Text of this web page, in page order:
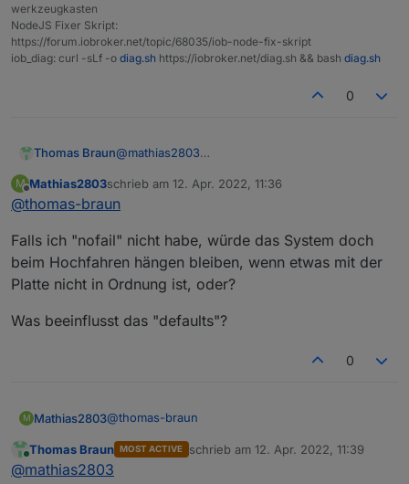
werkzeugkasten
NodeJS Fixer Skript:
https://forum.iobroker.net/topic/68035/iob-node-fix-skript
iob_diag: curl -sLf -o diag.sh https://iobroker.net/diag.sh && bash diag.sh
0
Thomas Braun@mathias2803
Muss also mindestens so aussehen:
nofail würde ich nicht setzen und rw ist schon
in defaults drin.
M
Offline
Mathias2803schrieb am 12. Apr. 2022, 11:36
zuletzt editiert von
@thomas-braun
Falls ich "nofail" nicht habe, würde das System doch
beim Hochfahren hängen bleiben, wenn etwas mit der
Platte nicht in Ordnung ist, oder?
Was beeinflusst das "defaults"?
0
M Mathias2803@thomas-braun
Falls ich "nofail" nicht habe, würde das System
doch beim Hochfahren hängen bleiben, wenn
Online
Thomas Braun MOST ACTIVE schrieb am 12. Apr. 2022, 11:39
zuletzt editiert von
@mathias2803